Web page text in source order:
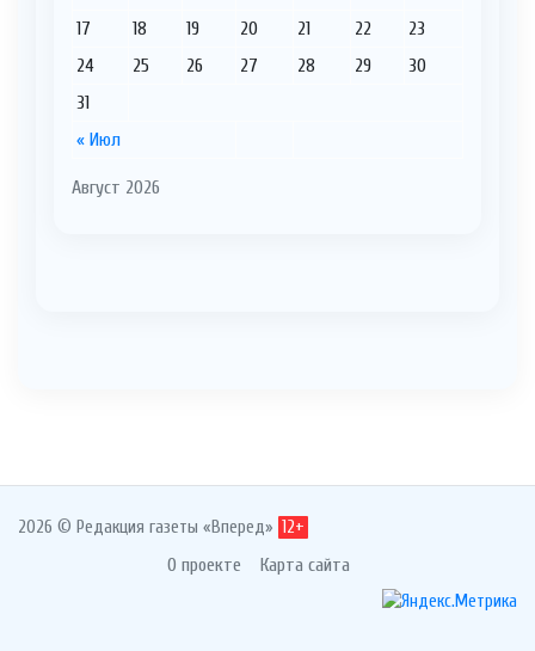
Август 2026
« Июл
17
18 19 20 21 22
23
24
25 26 27 28 29
30
31
2026 © Редакция газеты «Вперед» 12+
О проекте Карта сайта